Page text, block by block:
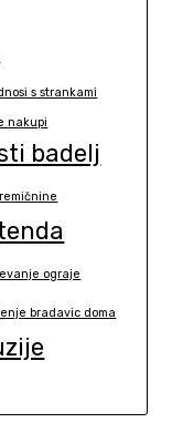
s strankami
nakupi
badelj
ograje
bradavic doma